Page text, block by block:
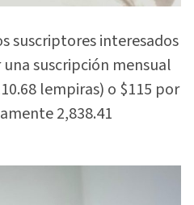
suscriptores interesados
suscripción mensual
lempiras) o $115 por
2,838.41